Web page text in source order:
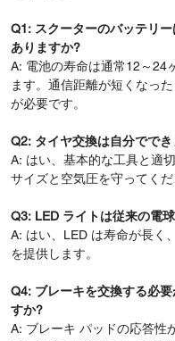
Q1: スクーターのバッテリ
ありますか?
A: 電池の寿命は通常12～24
ます。通信距離が短くなっ
が必要です。
Q2: タイヤ交換は自分ででき
A: はい、基本的な工具と適
サイズと空気圧を守ってくだ
Q3: LED ライトは従来の電
A: はい、LED は寿命が長く
を提供します。
Q4: ブレーキを交換する必
すか?
A: ブレーキ パッドの応答性